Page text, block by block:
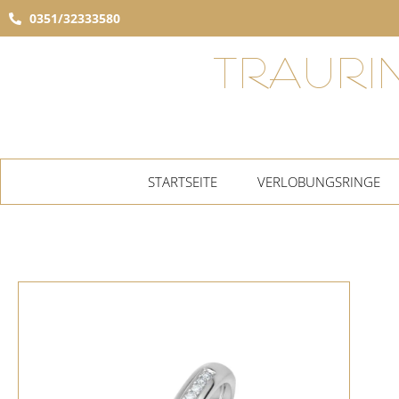
0351/32333580
STARTSEITE VERLOBUNGSRINGE